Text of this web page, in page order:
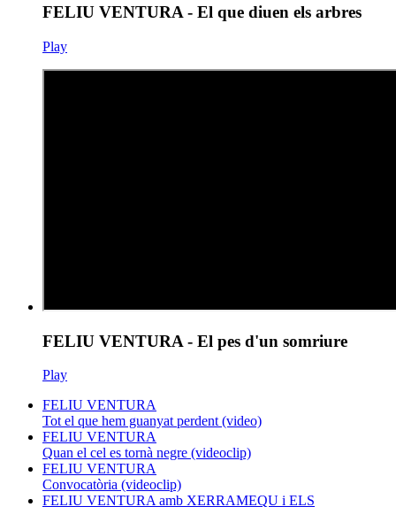
FELIU VENTURA - El que diuen els arbres
Play
FELIU VENTURA - El pes d'un somriure
Play
FELIU VENTURA
Tot el que hem guanyat perdent (video)
FELIU VENTURA
Quan el cel es tornà negre (videoclip)
FELIU VENTURA
Convocatòria (videoclip)
FELIU VENTURA amb XERRAMEQU i ELS